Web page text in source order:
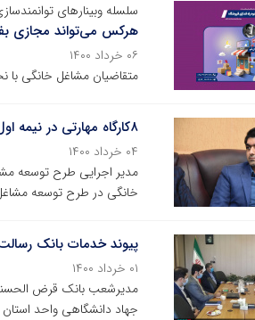
سلسله وبینارهای
هرکس می‌تواند مجازی
۰۶ خرداد ۱۴۰۰
متقاضیان مشاغل خانگی با
۸کارگاه مهارتی در نیمه اول خرداد برگزار می‌شود
۰۴ خرداد ۱۴۰۰
خانگی در طرح توسعه
پیوند خدمات بانک
۰۱ خرداد ۱۴۰۰
مدیرشعب بانک قرض الحسنه
جهاد دانشگاهی واحد استان